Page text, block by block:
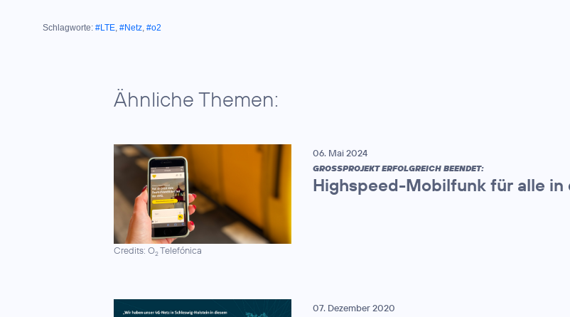
Schlagworte: #LTE, #Netz, #o2
Ähnliche Themen:
Credits: O2Telefónica
06. Mai 2024
GROSSPROJEKT ERFOLGREICH BEENDET:
Highspeed-Mobilfunk für alle in
07. Dezember 2020